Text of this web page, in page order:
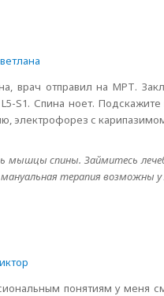
врач отправил на МРТ.
S1. Спина ноет.
электрофорез с
мышцы спины. Займитесь
терапия возможны
понятиям у меня